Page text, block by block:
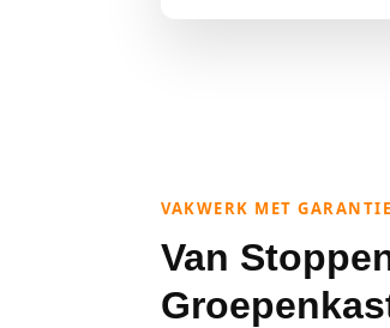
VAKWERK MET GARANTIE
Van